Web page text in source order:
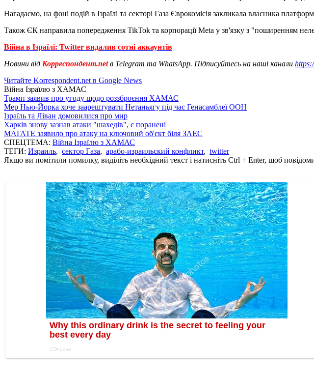
Нагадаємо, на фоні подій в Ізраїлі та секторі Газа Єврокомісія закликала власника
Також ЄК направила попередження TikTok та корпорації Meta у зв'язку з "поширенням
Війна в Ізраїлі: Twitter видалив сотні аккаунтів
Новини від Корреспондент.netв Telegram та WhatsApp. Підписуйтесь на наші канали
Читайте Korrespondent.net в Google News
Війна Ізраїлю з ХАМАС
Трамп заявив про угоду щодо роззброєння ХАМАС
Мер Нью-Йорка хоче заарештувати Нетаньягу під час Генасамблеї ООН
Ізраїль та Ліван домовилися про мир
Харків знову зазнав атаки "шахедів", є поранені
МАГАТЕ заявило про атаку на ключовий об'єкт біля ЗАЕС
СПЕЦТЕМА: Війна Ізраїлю з ХАМАС
ТЕГИ: Израиль, сектор Газа, арабо-израильский конфликт, twitter
Якщо ви помітили помилку, виділіть необхідний текст і натисніть Ctrl + Enter, щоб